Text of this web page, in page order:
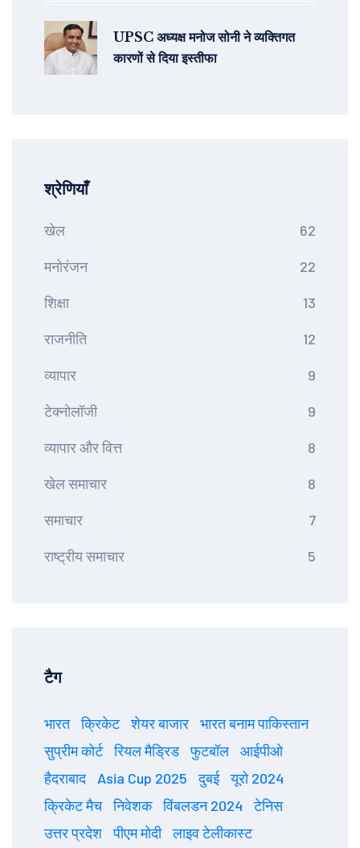
UPSC अध्यक्ष मनोज सोनी ने व्यक्तिगत
कारणों से दिया इस्तीफा
श्रेणियाँ
खेल 62
मनोरंजन 22
शिक्षा 13
राजनीति 12
व्यापार 9
टेक्नोलॉजी 9
व्यापार और वित्त 8
खेल समाचार 8
समाचार 7
राष्ट्रीय समाचार 5
टैग
भारत क्रिकेट शेयर बाजार
भारत बनाम पाकिस्तान
सुप्रीम कोर्ट
रियल मैड्रिड फुटबॉल
आईपीओ
हैदराबाद
Asia Cup 2025 दुबई
यूरो 2024
क्रिकेट मैच
निवेशक विंबलडन 2024
टेनिस
उत्तर प्रदेश
पीएम मोदी
लाइव टेलीकास्ट